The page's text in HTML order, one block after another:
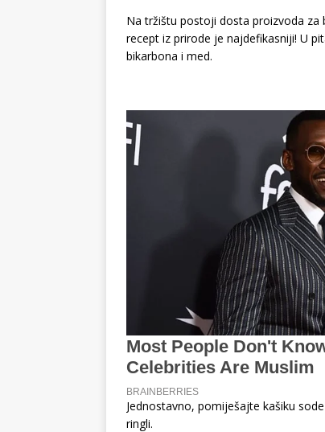
Na tržištu postoji dosta proizvoda
recept iz prirode je najdefikasniji! U
bikarbona i med.
Jednostavno, pomiješajte kašiku
ringli.